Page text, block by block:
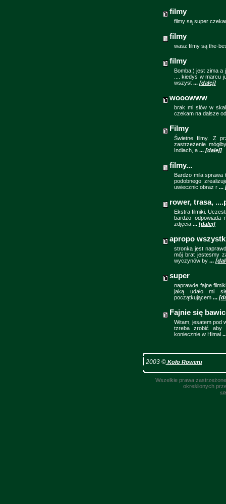
filmy
filmy są super
filmy
wasz filmy są the-
filmy
Bomba:) jest zima a
.... kiedys w marcu
wszyst ... [dalej]
wooowww
brak mi slów w
czekam na dalsze
Filmy
Świetne filmy. Z
zastrzeżenie
Indiach, a ... [dalej]
filmy...
Bardzo mila sprawa
podobnego
uwiecznic obraz r ...
rower, trasa,
Ekstra filmiki.
bardzo odpowiada
zdjęcia ... [dalej]
apropo
stronka jest
mój brat jestesmy
wyczynów by ...
super
naprawde fajne
jaką udało mi
początkującem ...
Fajnie się
Witam, jesatem pod
tzreba zrobić aby
koniecznie w Himal
2003 ©Koło Roweru
Wszelkie prawa
określionych